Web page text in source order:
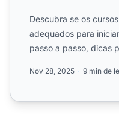
Descubra se os
adequados para
passo a passo, dicas
Nov 28, 2025 9 min de